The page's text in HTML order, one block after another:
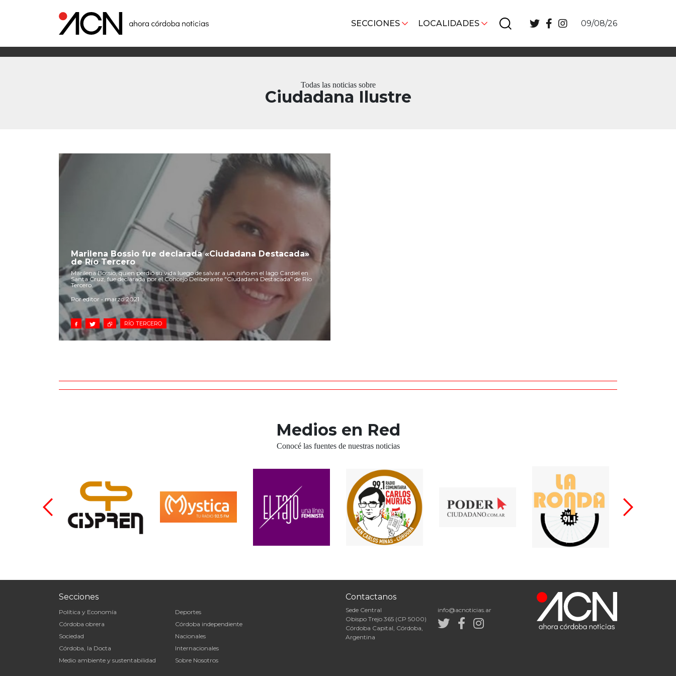
SECCIONES LOCALIDADES 09/08/26
Todas las noticias sobre
Ciudadana Ilustre
Marilena Bossio fue declarada «Ciudadana Destacada»
de Río Tercero
Marilena Bossio, quien perdió su vida luego de salvar a un niño en el lago Cardiel en
Santa Cruz, fue declarada por el Concejo Deliberante "Ciudadana Destacada" de Río
Tercero.
Por editor • marzo 2021
RÍO TERCERO
Medios en Red
Conocé las fuentes de nuestras noticias
Secciones
Política y Economía
Córdoba obrera
Sociedad
Córdoba, la Docta
Medio ambiente y sustentabilidad
Deportes
Córdoba independiente
Nacionales
Internacionales
Sobre Nosotros
Contactanos
Sede Central
Obispo Trejo 365 (CP 5000)
Córdoba Capital, Córdoba,
Argentina
info@acnoticias.ar